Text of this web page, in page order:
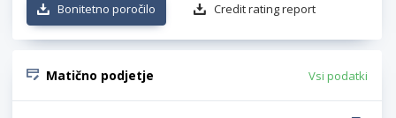
Bonitetno poročilo Credit rating report
Matično podjetje Vsi podatki